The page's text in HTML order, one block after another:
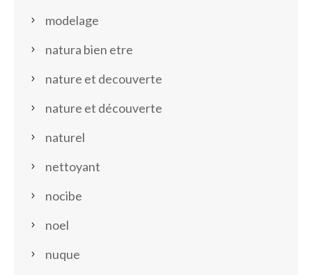
modelage
natura bien etre
nature et decouverte
nature et découverte
naturel
nettoyant
nocibe
noel
nuque